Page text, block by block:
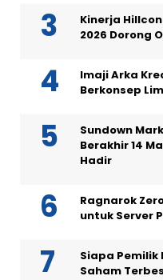
Kinerja
2026 Dorong
Imaji Arka
Berkonsep
Sundown
Berakhir 14
Hadir
Ragnarok
untuk Server
Siapa Pemilik
Saham